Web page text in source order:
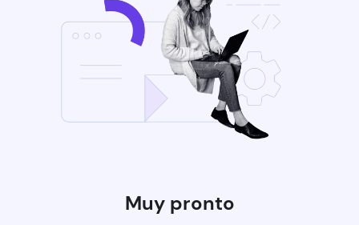
Muy pronto